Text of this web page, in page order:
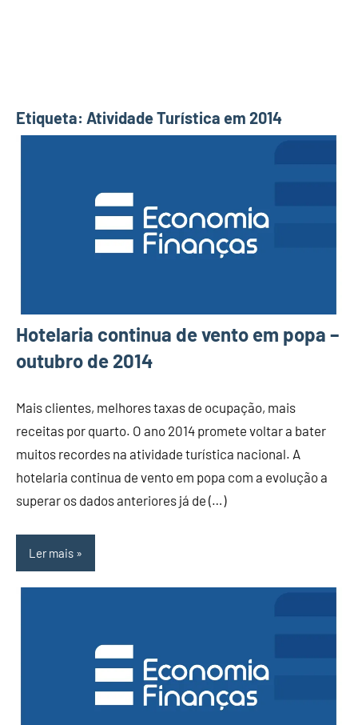
Etiqueta: Atividade Turística em 2014
Hotelaria continua de vento em popa –
outubro de 2014
Mais clientes, melhores taxas de ocupação, mais
receitas por quarto. O ano 2014 promete voltar a bater
muitos recordes na atividade turística nacional. A
hotelaria continua de vento em popa com a evolução a
superar os dados anteriores já de (…)
Ler mais